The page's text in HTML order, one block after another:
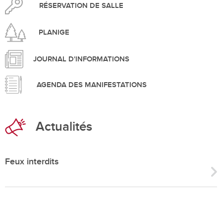
RÉSERVATION DE SALLE
PLANIGE
JOURNAL D'INFORMATIONS
AGENDA DES MANIFESTATIONS
Actualités
Feux interdits